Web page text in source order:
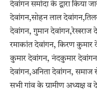
देवांगन समोदा के द्वारा
देवांगन,सोहन लाल
देवांगन, गुमान देवांगन,रेखराज
रमाकांत देवांगन, किरण
कुमार देवांगन, नंदकुमार देवांगन,
देवांगन,अनिता देवांगन, समाज
सभी गांव के ग्रामीण अध्यक्ष व